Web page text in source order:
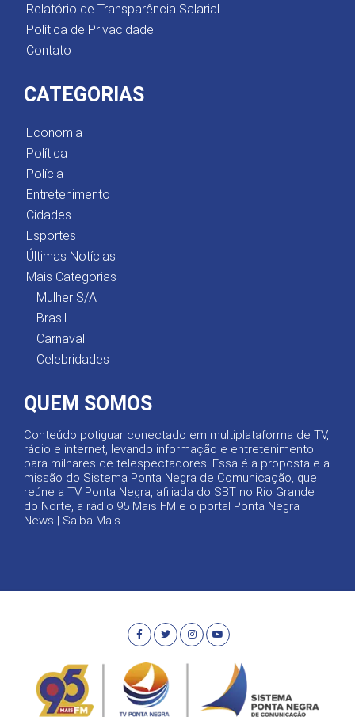
Relatório de Transparência Salarial
Política de Privacidade
Contato
CATEGORIAS
Economia
Política
Polícia
Entretenimento
Cidades
Esportes
Últimas Notícias
Mais Categorias
Mulher S/A
Brasil
Carnaval
Celebridades
QUEM SOMOS
Conteúdo potiguar conectado em multiplataforma de TV,
rádio e internet, levando informação e entretenimento
para milhares de telespectadores. Essa é a proposta e a
missão do Sistema Ponta Negra de Comunicação, que
reúne a TV Ponta Negra, afiliada do SBT no Rio Grande
do Norte, a rádio 95 Mais FM e o portal Ponta Negra
News | Saiba Mais